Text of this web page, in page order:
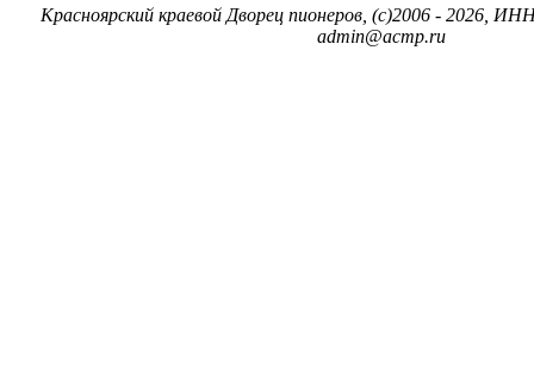
Красноярский краевой Дворец пионеров, (c)2006 - 2026,
admin@acmp.ru